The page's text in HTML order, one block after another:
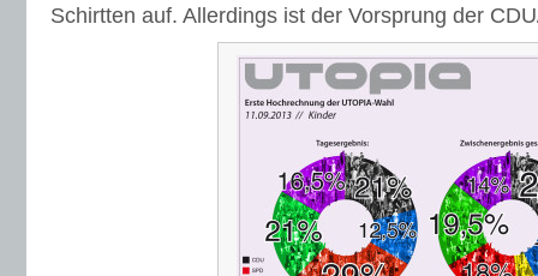
Schirtten auf. Allerdings ist der Vorsprung der